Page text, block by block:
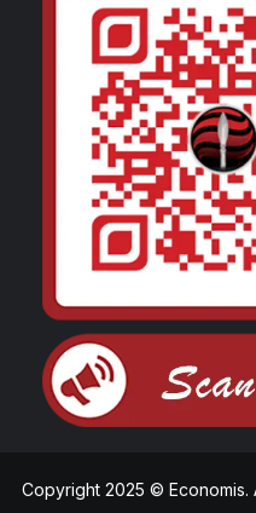
Copyright 2025 © Economis.